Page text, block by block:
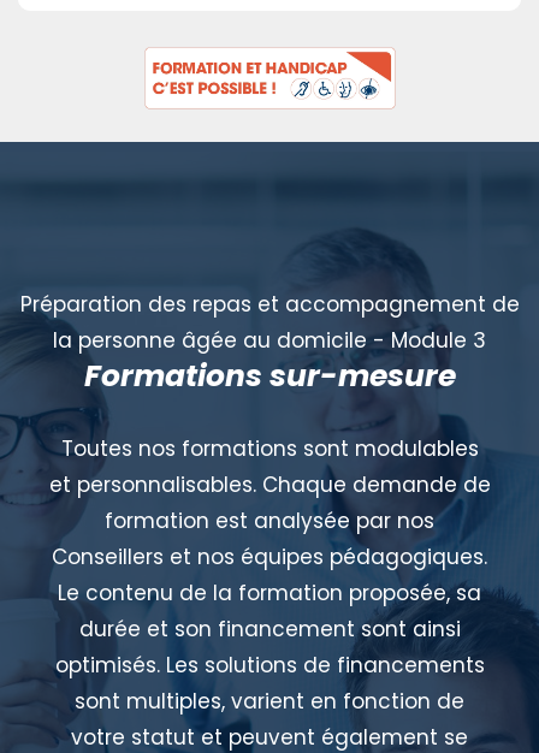
Préparation des repas et accompagnement de
la personne âgée au domicile - Module 3
Formations sur-mesure
Toutes nos formations sont modulables
et personnalisables. Chaque demande de
formation est analysée par nos
Conseillers et nos équipes pédagogiques.
Le contenu de la formation proposée, sa
durée et son financement sont ainsi
optimisés. Les solutions de financements
sont multiples, varient en fonction de
votre statut et peuvent également se